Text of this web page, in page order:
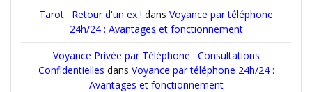
Tarot : Retour d'un ex ! dans Voyance par téléphone
24h/24 : Avantages et fonctionnement
Voyance Privée par Téléphone : Consultations
Confidentielles dans Voyance par téléphone 24h/24 :
Avantages et fonctionnement